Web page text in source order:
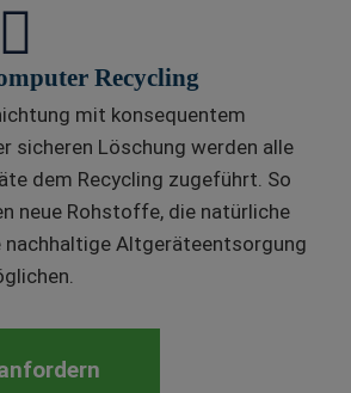
Recycling
mit konsequentem
sicheren Löschung werden alle
dem Recycling zugeführt. So
neue Rohstoffe, die natürliche
nachhaltige Altgeräteentsorgung